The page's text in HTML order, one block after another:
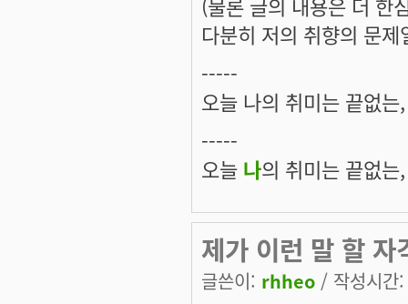
다분히 저의 취향의 문
-----
오늘 나의 취미는 끝없
-----
오늘 나의 취미는 끝없
제가 이런 말 할
글쓴이: rhheo / 작성시